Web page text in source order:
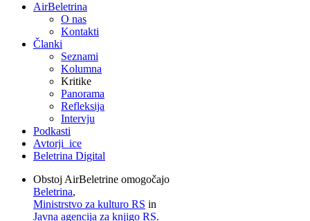
AirBeletrina
O nas
Kontakti
Članki
Seznami
Kolumna
Kritike
Panorama
Refleksija
Intervju
Podkasti
Avtorji_ice
Beletrina Digital
Obstoj AirBeletrine omogočajo
Beletrina,
Ministrstvo za kulturo RS in
Javna agencija za knjigo RS.